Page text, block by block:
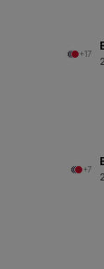
+17
+7